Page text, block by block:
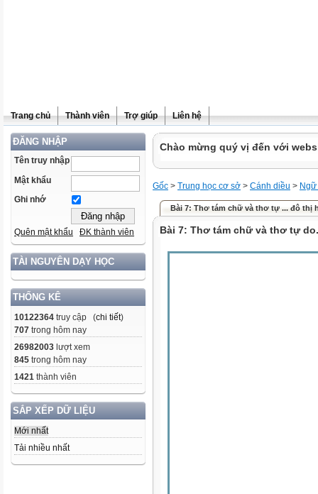
Trang chủ Thành viên Trợ giúp Liên hệ
ĐĂNG NHẬP
Tên truy nhập
Mật khẩu
Ghi nhớ
Quên mật khẩu ĐK thành viên
TÀI NGUYÊN DẠY HỌC
THỐNG KÊ
10122364 truy cập (chi tiết)
707 trong hôm nay
26982003 lượt xem
845 trong hôm nay
1421 thành viên
SẮP XẾP DỮ LIỆU
Mới nhất
Tải nhiều nhất
Chào mừng quý vị đến với
Gốc > Trung học cơ sở > Cánh diều >
Bài 7: Thơ tám chữ và thơ tự ... đô thị
Bài 7: Thơ tám chữ và thơ tự